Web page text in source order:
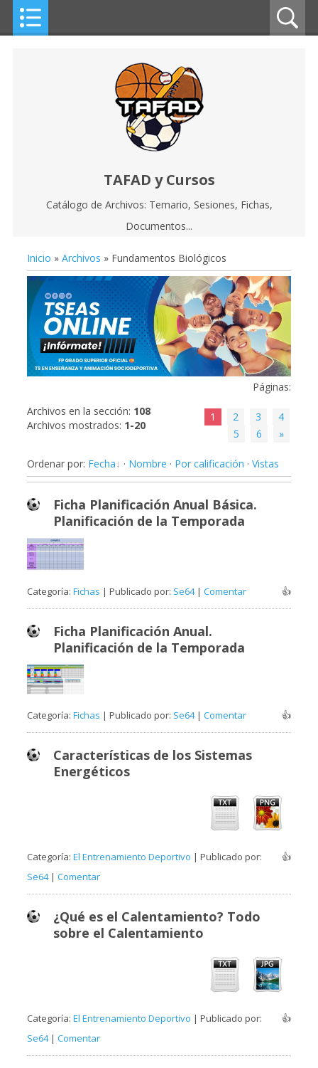
TAFAD y Cursos
Catálogo de Archivos: Temario, Sesiones, Fichas,
Documentos...
Inicio » Archivos » Fundamentos Biológicos
Archivos en la sección: 108
Archivos mostrados: 1-20
Páginas:
1 2 3
4
5
6 »
Ordenar por: Fecha · Nombre · Por calificación · Vistas
Ficha Planificación Anual Básica.
Planificación de la Temporada
👍
Categoría: Fichas | Publicado por: Se64| Comentar
Ficha Planificación Anual.
Planificación de la Temporada
👍
Categoría: Fichas | Publicado por: Se64| Comentar
Características de los Sistemas
Energéticos
👍
Categoría: El Entrenamiento Deportivo | Publicado por:
Se64| Comentar
¿Qué es el Calentamiento? Todo
sobre el Calentamiento
👍
Categoría: El Entrenamiento Deportivo | Publicado por:
Se64| Comentar